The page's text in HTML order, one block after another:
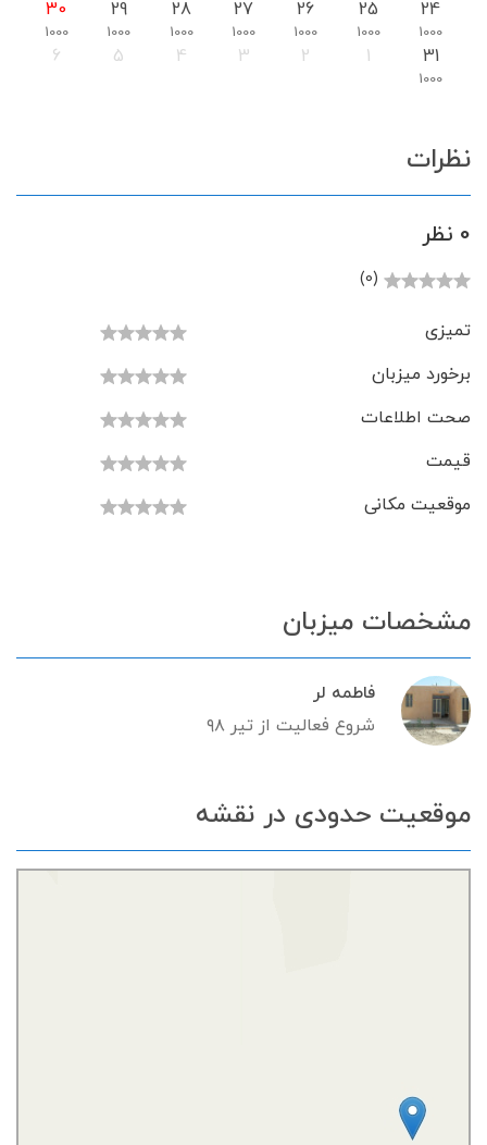
24
1000
25
1000
26
1000
27
1000
28
1000
29
1000
30
1000
31
1000
1
2
3
4
5
6
نظرات
0 نظر
(0)
تمیزی
برخورد میزبان
صحت اطلاعات
قیمت
موقعیت مکانی
مشخصات میزبان
فاطمه لر
شروع فعالیت از تیر ۹۸
موقعیت حدودی در نقشه